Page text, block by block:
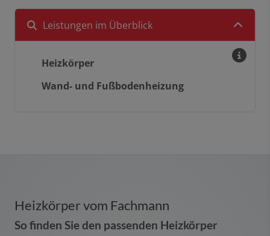
Leistungen im Überblick
Heizkörper
Wand- und Fußbodenheizung
Heizkörper vom Fachmann
So finden Sie den passenden Heizkörper